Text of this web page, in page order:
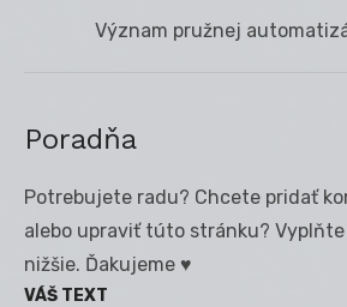
Next
Význam pružnej
Poradňa
Potrebujete radu? Chcete pridať
alebo upraviť túto stránku?
nižšie. Ďakujeme ♥
VÁŠ TEXT